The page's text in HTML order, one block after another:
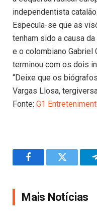
independentista catalão.
Especula-se que as
tenham sido a causa
e o colombiano Gabriel
terminou com os dois
“Deixe que os
Vargas Llosa,
Fonte: G1
FacebookTwitter
Mais Notícias